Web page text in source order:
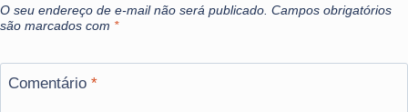
O seu endereço de e-mail não será publicado. Campos obrigatórios
são marcados com *
Comentário *